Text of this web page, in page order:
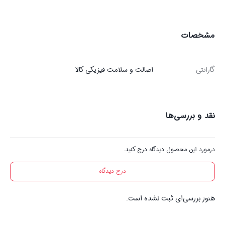
مشخصات
گارانتی اصالت و سلامت فیزیکی کالا
نقد و بررسی‌ها
درمورد این محصول دیدگاه درج کنید.
درج دیدگاه
هنوز بررسی‌ای ثبت نشده است.